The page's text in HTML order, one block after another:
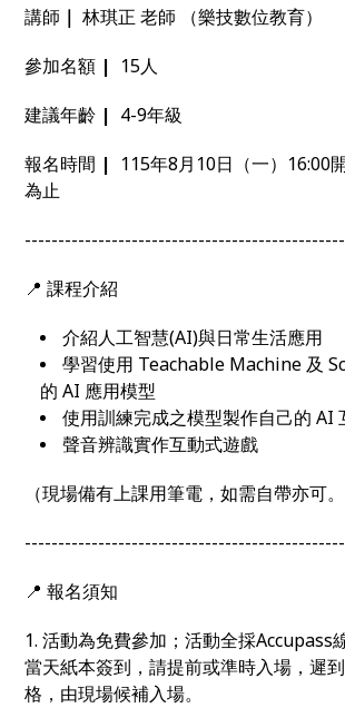
講師 ｜ 林琪正 老師 （樂技數位教育）
參加名額 |
15人
建議年齡 | 4-9年級
報名時間 | 115年8月10日（一）16:00
為止
📍 課程介紹
介紹人工智慧(AI)與日常生活應用
學習使用 Teachable Machine 及
的 AI 應用模型
使用訓練完成之模型製作自己的 AI
聲音辨識實作互動式遊戲
（現場備有上課用筆電，如需自帶亦可。
📍 報名須知
1. 活動為免費參加；活動全採Accupass
當天紙本簽到，請提前或準時入場，遲
格，由現場候補入場。